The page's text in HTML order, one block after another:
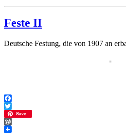
Feste II
Deutsche Festung, die von 1907 an
Facebook
Twitter
Save
WordPress